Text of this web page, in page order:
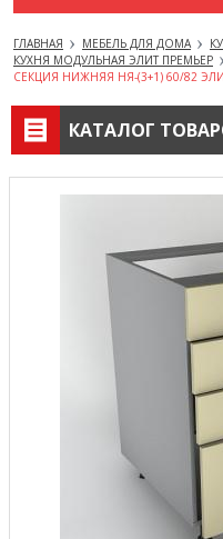
ГЛАВНАЯ МЕБЕЛЬ ДЛЯ ДОМА
КУХНЯ МОДУЛЬНАЯ ЭЛИТ ПРЕМЬЕР
СЕКЦИЯ НИЖНЯЯ НЯ-(3+1) 60/82
КАТАЛОГ